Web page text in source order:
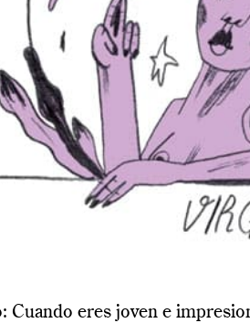
Cuando eres joven e